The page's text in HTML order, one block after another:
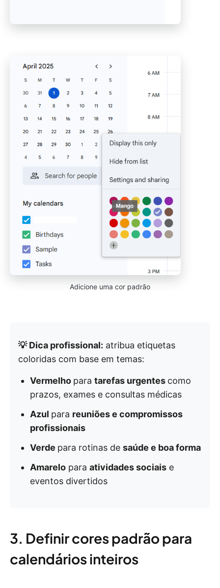
Adicione uma cor padrão
💡 Dica profissional: atribua etiquetas
coloridas com base em temas:
Vermelho para tarefas urgentes como
prazos, exames e consultas médicas
Azul para reuniões e compromissos
profissionais
Verde para rotinas de saúde e boa forma
Amarelo para atividades sociais e
eventos divertidos
3. Definir cores padrão para
calendários inteiros